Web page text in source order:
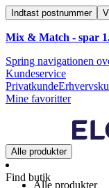
Indtast postnummer
Mix & Match - spar
Spring navigationen
Kundeservice
Privatkunde
Mine favoritter
Alle produkter
Find butik
Alle produkter